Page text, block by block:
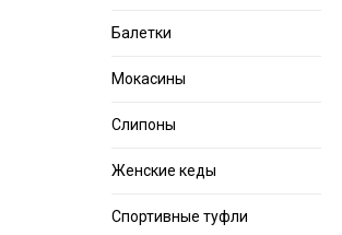
Балетки
Мокасины
Слипоны
Женские кеды
Спортивные туфли